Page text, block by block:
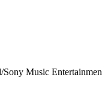
Music